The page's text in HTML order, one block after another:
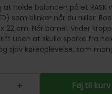
at holde balancen på et RASK
som blinker når du ruller.
22 cm. Når barnet vrider
uden at skulle sparke fra
sjov køreoplevelse, som
Føj til kurv